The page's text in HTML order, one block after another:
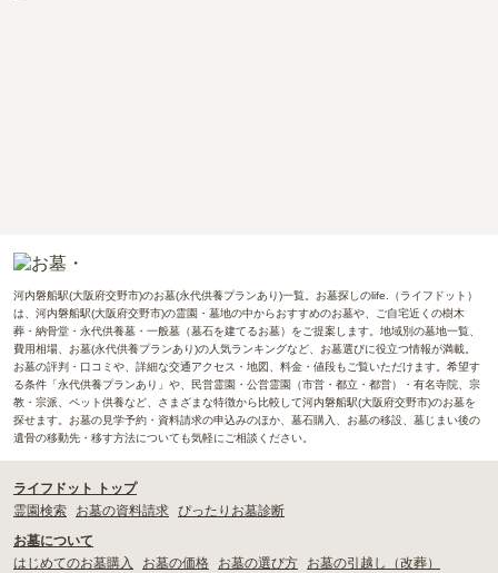
河内磐船駅(大阪府交野市)のお墓(永代供養プランあり)一覧。お墓探しのlife.（ライフドット）
は、河内磐船駅(大阪府交野市)の霊園・墓地の中からおすすめのお墓や、ご自宅近くの樹木
葬・納骨堂・永代供養墓・一般墓（墓石を建てるお墓）をご提案します。地域別の墓地一覧、
費用相場、お墓(永代供養プランあり)の人気ランキングなど、お墓選びに役立つ情報が満載。
お墓の評判・口コミや、詳細な交通アクセス・地図、料金・値段もご覧いただけます。希望す
る条件「永代供養プランあり」や、民営霊園・公営霊園（市営・都立・都営）・有名寺院、宗
教・宗派、ペット供養など、さまざまな特徴から比較して河内磐船駅(大阪府交野市)のお墓を
探せます。お墓の見学予約・資料請求の申込みのほか、墓石購入、お墓の移設、墓じまい後の
遺骨の移動先・移す方法についても気軽にご相談ください。
ライフドット トップ
霊園検索
お墓の資料請求 ぴったりお墓診断
お墓について
はじめてのお墓購入
お墓の価格 お墓の選び方
お墓の引越し（改葬）